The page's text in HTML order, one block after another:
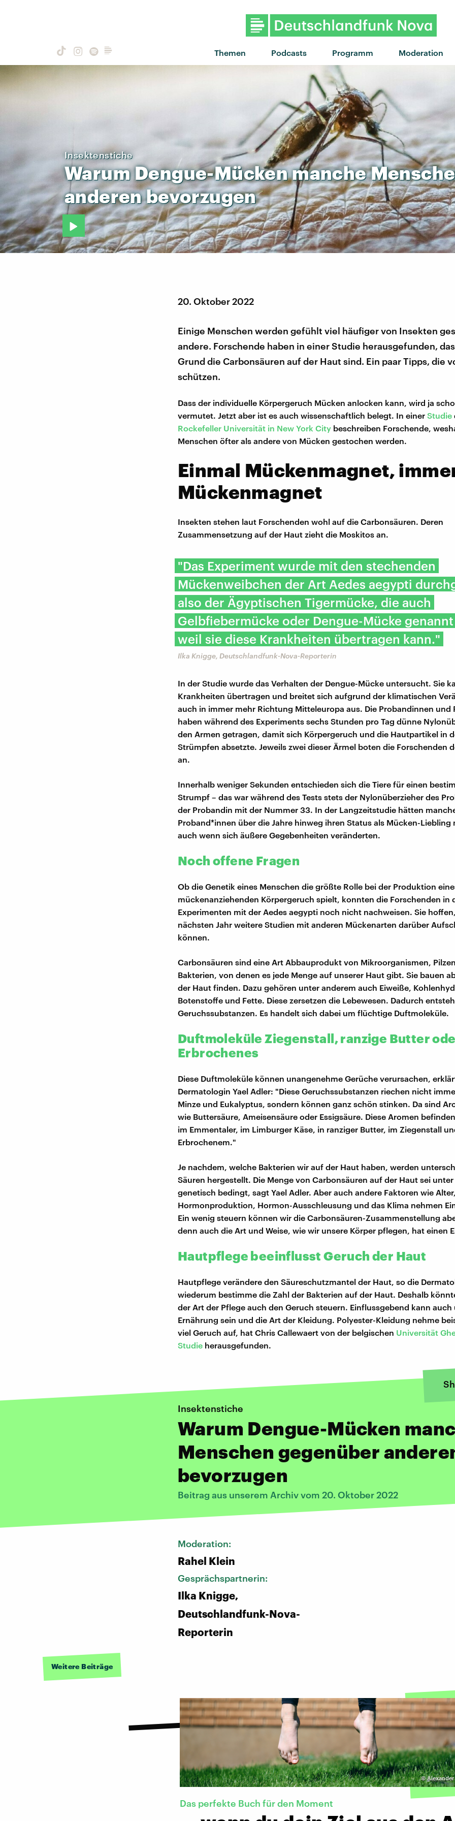
Themen Podcasts Programm Moderation
"Hands Open" von Snow Patrol
Insektenstiche
WarumDengue-Mückenmanche
anderenbevorzugen
20. Oktober 2022
Einige Menschen werden gefühlt viel häufiger von Insekten
andere. Forschende haben in einer Studie herausgefunden,
Grund die Carbonsäuren auf der Haut sind. Ein paar Tipps, die
schützen.
Dass der individuelle Körpergeruch Mücken anlocken kann, wird ja
vermutet. Jetzt aber ist es auch wissenschaftlich belegt. In einer Studie
Rockefeller Universität in New York City beschreiben Forschende,
Menschen öfter als andere von Mücken gestochen werden.
Einmal Mückenmagnet,
Mückenmagnet
Insekten stehen laut Forschenden wohl auf die Carbonsäuren. Deren
Zusammensetzung auf der Haut zieht die Moskitos an.
"Das Experiment wurde mit den stechenden
Mückenweibchen der Art Aedes aegypti
also der Ägyptischen Tigermücke, die auch
Gelbfiebermücke oder Dengue-Mücke
weil sie diese Krankheiten übertragen kann."
Ilka Knigge, Deutschlandfunk-Nova-Reporterin
In der Studie wurde das Verhalten der Dengue-Mücke untersucht. Sie
Krankheiten übertragen und breitet sich aufgrund der klimatischen
auch in immer mehr Richtung Mitteleuropa aus. Die Probandinnen und
haben während des Experiments sechs Stunden pro Tag dünne
den Armen getragen, damit sich Körpergeruch und die Hautpartikel in
Strümpfen absetzte. Jeweils zwei dieser Ärmel boten die Forschenden
an.
Innerhalb weniger Sekunden entschieden sich die Tiere für einen
Strumpf – das war während des Tests stets der Nylonüberzieher des
der Probandin mit der Nummer 33. In der Langzeitstudie hätten
Proband*innen über die Jahre hinweg ihren Status als Mücken-Liebling
auch wenn sich äußere Gegebenheiten veränderten.
Noch offene Fragen
Ob die Genetik eines Menschen die größte Rolle bei der Produktion
mückenanziehenden Körpergeruch spielt, konnten die Forschenden in
Experimenten mit der Aedes aegypti noch nicht nachweisen. Sie
nächsten Jahr weitere Studien mit anderen Mückenarten darüber
können.
Carbonsäuren sind eine Art Abbauprodukt von Mikroorganismen,
Bakterien, von denen es jede Menge auf unserer Haut gibt. Sie bauen
der Haut finden. Dazu gehören unter anderem auch Eiweiße,
Botenstoffe und Fette. Diese zersetzen die Lebewesen. Dadurch
Geruchssubstanzen. Es handelt sich dabei um flüchtige Duftmoleküle.
Duftmoleküle Ziegenstall, ranzige Butter
Erbrochenes
Diese Duftmoleküle können unangenehme Gerüche verursachen,
Dermatologin Yael Adler: "Diese Geruchssubstanzen riechen nicht
Minze und Eukalyptus, sondern können ganz schön stinken. Da sind
wie Buttersäure, Ameisensäure oder Essigsäure. Diese Aromen
im Emmentaler, im Limburger Käse, in ranziger Butter, im Ziegenstall
Erbrochenem."
Je nachdem, welche Bakterien wir auf der Haut haben, werden
Säuren hergestellt. Die Menge von Carbonsäuren auf der Haut sei
genetisch bedingt, sagt Yael Adler. Aber auch andere Faktoren wie Alter,
Hormonproduktion, Hormon-Ausschleusung und das Klima nehmen
Ein wenig steuern können wir die Carbonsäuren-Zusammenstellung
denn auch die Art und Weise, wie wir unsere Körper pflegen, hat einen
Hautpflege beeinflusst Geruch der Haut
Hautpflege verändere den Säureschutzmantel der Haut, so die
wiederum bestimme die Zahl der Bakterien auf der Haut. Deshalb
der Art der Pflege auch den Geruch steuern. Einflussgebend kann auch
Ernährung sein und die Art der Kleidung. Polyester-Kleidung nehme
viel Geruch auf, hat Chris Callewaert von der belgischen Universität
Studie herausgefunden.
Insektenstiche
Warum Dengue-Mücken
Menschen gegenüber
bevorzugen
Beitrag aus unserem Archiv vom 20. Oktober 2022
Moderation:
Rahel Klein
Gesprächspartnerin:
Ilka Knigge,
Deutschlandfunk-Nova-
Reporterin
Weitere Beiträge
©Alexander
Das perfekte Buch für den Moment